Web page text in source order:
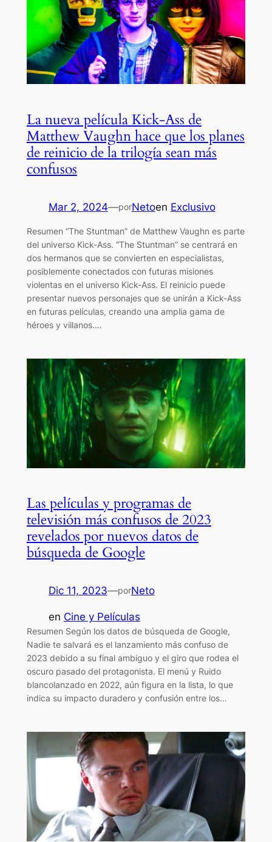
La nueva película Kick-Ass de
Matthew Vaughn hace que los planes
de reinicio de la trilogía sean más
confusos
Mar 2, 2024—porNetoen Exclusivo
Resumen “The Stuntman” de Matthew Vaughn es parte
del universo Kick-Ass. “The Stuntman” se centrará en
dos hermanos que se convierten en especialistas,
posiblemente conectados con futuras misiones
violentas en el universo Kick-Ass. El reinicio puede
presentar nuevos personajes que se unirán a Kick-Ass
en futuras películas, creando una amplia gama de
héroes y villanos.…
Las películas y programas de
televisión más confusos de 2023
revelados por nuevos datos de
búsqueda de Google
Dic 11, 2023—porNeto
en Cine y Películas
Resumen Según los datos de búsqueda de Google,
Nadie te salvará es el lanzamiento más confuso de
2023 debido a su final ambiguo y el giro que rodea el
oscuro pasado del protagonista. El menú y Ruido
blancolanzado en 2022, aún figura en la lista, lo que
indica su impacto duradero y confusión entre los…